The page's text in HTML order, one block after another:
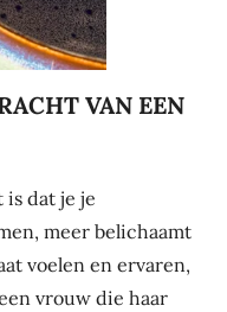
VAN EEN
dat je je
meer belichaamt
voelen en ervaren,
vrouw die haar